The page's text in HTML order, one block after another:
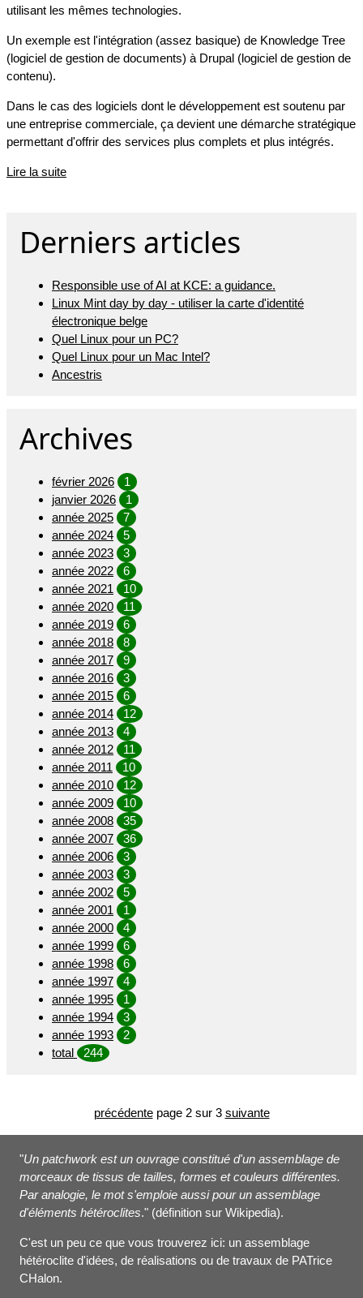
utilisant les mêmes technologies.
Un exemple est l'intégration (assez basique) de Knowledge Tree
(logiciel de gestion de documents) à Drupal (logiciel de gestion de
contenu).
Dans le cas des logiciels dont le développement est soutenu par
une entreprise commerciale, ça devient une démarche stratégique
permettant d'offrir des services plus complets et plus intégrés.
Lire la suite
Derniers articles
Responsible use of AI at KCE: a guidance.
Linux Mint day by day - utiliser la carte d'identité
électronique belge
Quel Linux pour un PC?
Quel Linux pour un Mac Intel?
Ancestris
Archives
février 2026
1
janvier 2026
1
année 2025
7
année 2024
5
année 2023
3
année 2022
6
année 2021
10
année 2020
11
année 2019
6
année 2018
8
année 2017
9
année 2016
3
année 2015
6
année 2014
12
année 2013
4
année 2012
11
année 2011
10
année 2010
12
année 2009
10
année 2008
35
année 2007
36
année 2006
3
année 2003
3
année 2002
5
année 2001
1
année 2000
4
année 1999
6
année 1998
6
année 1997
4
année 1995
1
année 1994
3
année 1993
2
total
244
précédente page 2 sur 3 suivante
"Un patchwork est un ouvrage constitué d'un assemblage de
morceaux de tissus de tailles, formes et couleurs différentes.
Par analogie, le mot s'emploie aussi pour un assemblage
d'éléments hétéroclites." (définition sur Wikipedia).
C'est un peu ce que vous trouverez ici: un assemblage
hétéroclite d'idées, de réalisations ou de travaux de PATrice
CHalon.